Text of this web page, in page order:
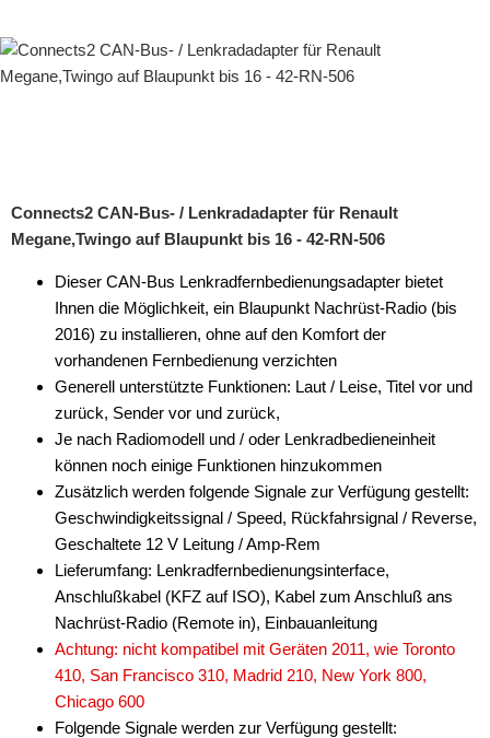
Connects2 CAN-Bus- / Lenkradadapter für Renault
Megane,Twingo auf Blaupunkt bis 16 - 42-RN-506
Dieser CAN-Bus Lenkradfernbedienungsadapter bietet
Ihnen die Möglichkeit, ein Blaupunkt Nachrüst-Radio (bis
2016) zu installieren, ohne auf den Komfort der
vorhandenen Fernbedienung verzichten
Generell unterstützte Funktionen: Laut / Leise, Titel vor und
zurück, Sender vor und zurück,
Je nach Radiomodell und / oder Lenkradbedieneinheit
können noch einige Funktionen hinzukommen
Zusätzlich werden folgende Signale zur Verfügung gestellt:
Geschwindigkeitssignal / Speed, Rückfahrsignal / Reverse,
Geschaltete 12 V Leitung / Amp-Rem
Lieferumfang: Lenkradfernbedienungsinterface,
Anschlußkabel (KFZ auf ISO), Kabel zum Anschluß ans
Nachrüst-Radio (Remote in), Einbauanleitung
Achtung: nicht kompatibel mit Geräten 2011, wie Toronto
410, San Francisco 310, Madrid 210, New York 800,
Chicago 600
Folgende Signale werden zur Verfügung gestellt: